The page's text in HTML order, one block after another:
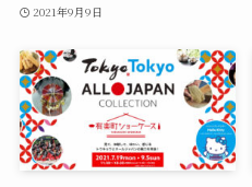
2021年9月9日